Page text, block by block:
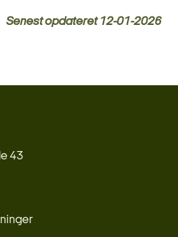
Senest opdateret 12-01-2026
43